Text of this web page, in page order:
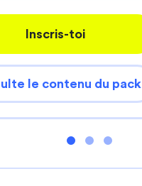
Inscris-toi
le contenu du pack